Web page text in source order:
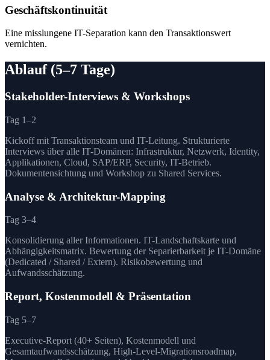
Geschäftskontinuität
Eine misslungene IT-Separation kann den Transaktionswert
vernichten.
Ablauf (5–7 Tage)
Stakeholder-Interviews & Workshops
Tag 1–2
Kickoff mit Transaktionsteam und IT-Leitung. Strukturierte
Interviews über alle IT-Domänen: Infrastruktur, Netzwerk, Identity,
Applikationen, Cloud, SAP/ERP, Security, IT-Betrieb.
Dokumentensichtung und Workshop zu Shared Services.
Analyse & Architektur-Mapping
Tag 3–4
Konsolidierung aller Informationen. IT-Landschaftskarte und
Abhängigkeitsmatrix. Bewertung der Separierbarkeit je IT-Domäne
(Dedicated / Shared / Extern). Risikobewertung und
Aufwandsschätzung.
Report, Kostenmodell & Präsentation
Tag 5–7
Executive-Report (40+ Seiten), Kostenmodell und
Gesamtaufwandsschätzung, High-Level-Migrationsroadmap,